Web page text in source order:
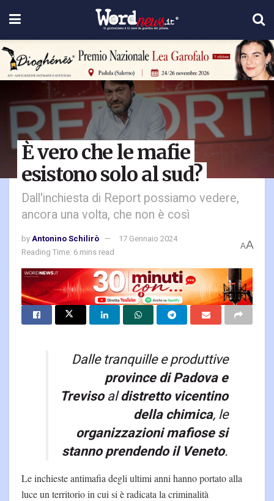
È vero che le mafie
esistono solo al sud?
Dall'inchiesta di Report possiamo vedere,
ancora una volta, che non è così
byAntonino Schilirò
17 Gennaio 2024
Reading Time: 6 mins read
AA
Dalle tranquille e produttive
province di Padova e
Trevisoaldistretto vicentino
della chimica, le
organizzazioni mafiose si
stanno prendendo il Veneto.
Le inchieste antimafia degli ultimi anni hanno portato alla
luce un territorio in cui si è radicata la criminalità